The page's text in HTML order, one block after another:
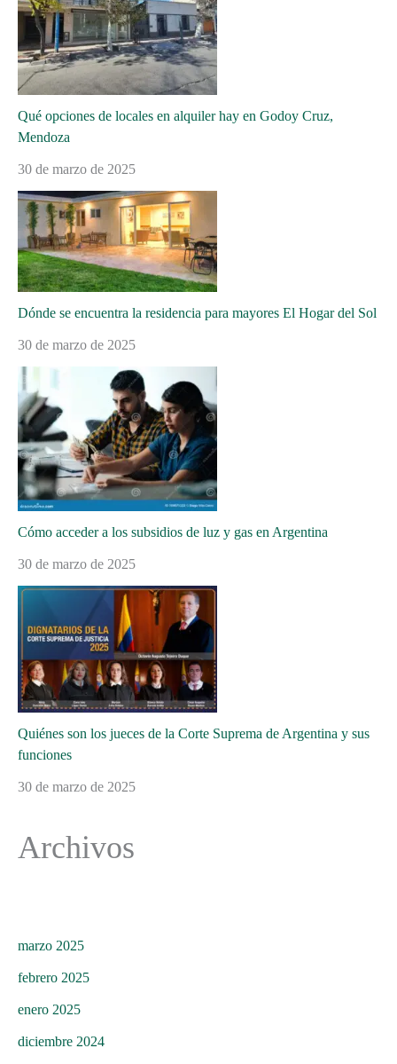
Qué opciones de locales en alquiler hay en Godoy Cruz,
Mendoza
30 de marzo de 2025
Dónde se encuentra la residencia para mayores El Hogar del Sol
30 de marzo de 2025
Cómo acceder a los subsidios de luz y gas en Argentina
30 de marzo de 2025
Quiénes son los jueces de la Corte Suprema de Argentina y sus
funciones
30 de marzo de 2025
Archivos
marzo 2025
febrero 2025
enero 2025
diciembre 2024